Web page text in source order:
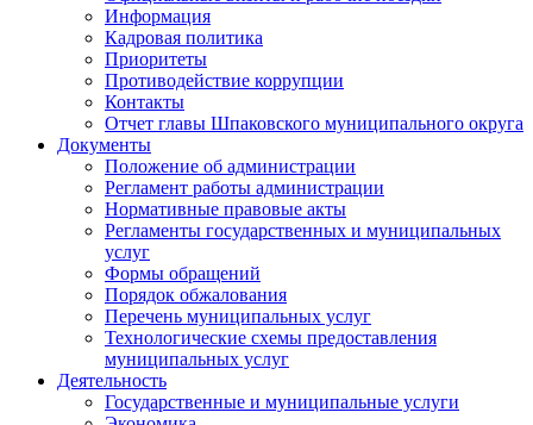
Информация
Кадровая политика
Приоритеты
Противодействие коррупции
Контакты
Отчет главы Шпаковского муниципального округа
Документы
Положение об администрации
Регламент работы администрации
Нормативные правовые акты
Регламенты государственных и муниципальных
услуг
Формы обращений
Порядок обжалования
Перечень муниципальных услуг
Технологические схемы предоставления
муниципальных услуг
Деятельность
Государственные и муниципальные услуги